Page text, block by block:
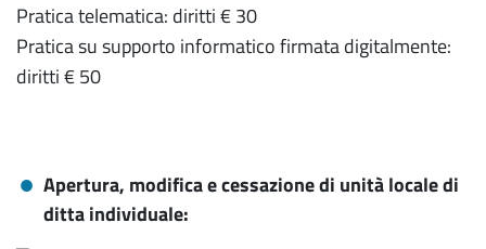
Pratica telematica: diritti € 30
Pratica su supporto informatico firmata digitalmente:
diritti € 50
Apertura, modifica e cessazione di unità locale di
ditta individuale: